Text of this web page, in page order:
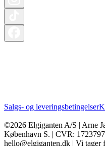
Salgs- og leveringsbetingelser
©2026 Elgiganten A/S | Arne
København S. | CVR:
hello@elgiganten.dk | Vi